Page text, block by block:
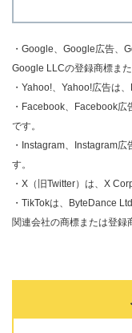
・Google、Google広告、
Google LLCの登録商標また
・Yahoo!、Yahoo!広告は
・Facebook、Facebook
です。
・Instagram、Instagram
す。
・X（旧Twitter）は、X
・TikTokは、ByteDance
関連会社の商標または登録